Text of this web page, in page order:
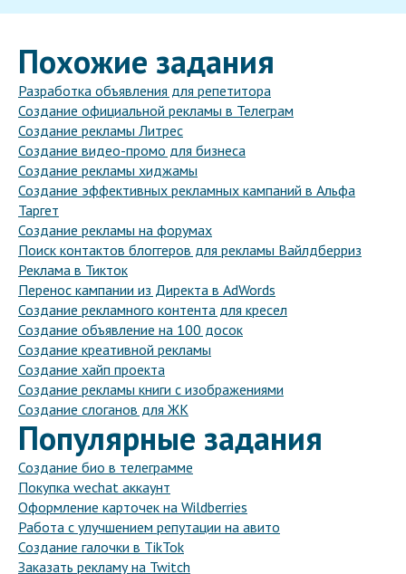
Похожие задания
Разработка объявления для репетитора
Создание официальной рекламы в Телеграм
Создание рекламы Литрес
Создание видео-промо для бизнеса
Создание рекламы хиджамы
Создание эффективных рекламных кампаний в Альфа
Таргет
Создание рекламы на форумах
Поиск контактов блоггеров для рекламы Вайлдберриз
Реклама в Тикток
Перенос кампании из Директа в AdWords
Создание рекламного контента для кресел
Создание объявление на 100 досок
Создание креативной рекламы
Создание хайп проекта
Создание рекламы книги с изображениями
Создание слоганов для ЖК
Популярные задания
Создание био в телеграмме
Покупка wechat аккаунт
Оформление карточек на Wildberries
Работа с улучшением репутации на авито
Создание галочки в TikTok
Заказать рекламу на Twitch